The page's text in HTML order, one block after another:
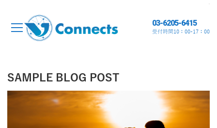
03-6205-6415
受付時間10：00-17：00
SAMPLE BLOG POST